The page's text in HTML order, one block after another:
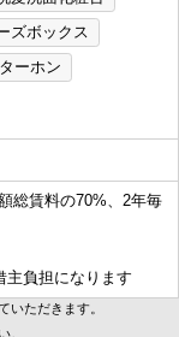
ズボックス
ーホン
総賃料の70%、2年毎
主負担になります
いただきます。
。